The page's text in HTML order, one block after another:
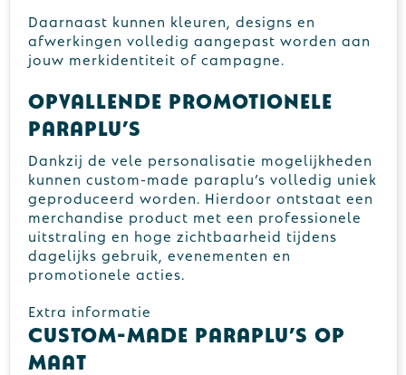
Daarnaast kunnen kleuren, designs en
afwerkingen volledig aangepast worden aan
jouw merkidentiteit of campagne.
Opvallende promotionele
paraplu’s
Dankzij de vele personalisatie mogelijkheden
kunnen custom-made paraplu’s volledig uniek
geproduceerd worden. Hierdoor ontstaat een
merchandise product met een professionele
uitstraling en hoge zichtbaarheid tijdens
dagelijks gebruik, evenementen en
promotionele acties.
Extra informatie
Custom-made paraplu’s op
maat